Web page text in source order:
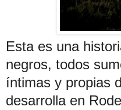
Esta es una
negros, todos
íntimas y propias
desarrolla en